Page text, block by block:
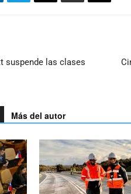
suspende las clases
Más del autor